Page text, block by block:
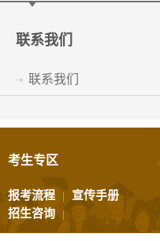
联系我们
联系我们
考生专区
报考流程
宣传手册
招生咨询